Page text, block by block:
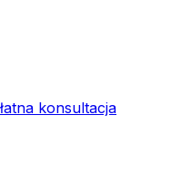
konsultacja